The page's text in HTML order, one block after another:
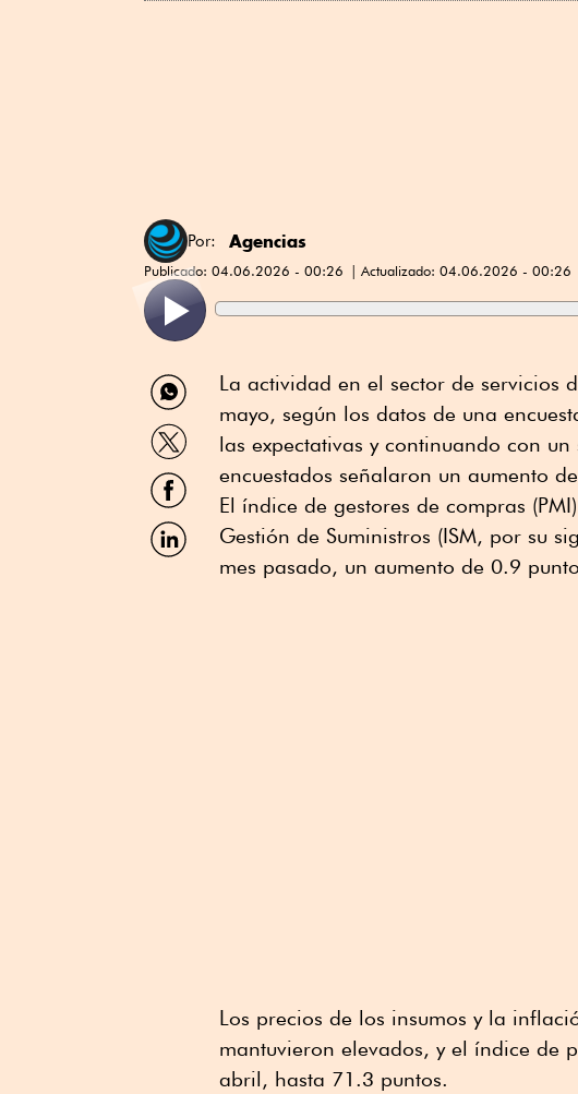
Por: Agencias
Publicado: 04.06.2026 - 00:26 Actualizado: 04.06.2026 - 00:26
Compartir
por
WhatsApp
Compartir
por
Twitter
Compartir
por
Facebook
Compartir
por
La actividad en el sector de servicios
mayo, según los datos de una
las expectativas y continuando con
encuestados señalaron un aumento
El índice de gestores de compras
Gestión de Suministros (ISM, por su
mes pasado, un aumento de 0.9
Los precios de los insumos y la
mantuvieron elevados, y el índice de
abril, hasta 71.3 puntos.